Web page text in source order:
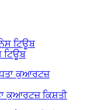
ਟਿਊਬ
ਕੁਆਰਟਜ਼ ਕਿਸ਼ਤੀ